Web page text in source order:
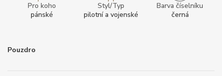
Pro koho
pánské
Styl/Typ
pilotní a vojenské
Barva číselníku
černá
Pouzdro